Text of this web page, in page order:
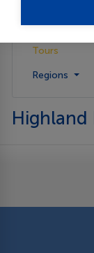
Description
Tours
Regions
Highland